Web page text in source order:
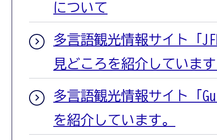
について
多言語観光情報サイト「
見どころを紹介していま
多言語観光情報サイト「
を紹介しています。